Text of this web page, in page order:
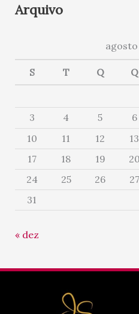
Arquivo
S T Q Q
3
4 5 6
10
11 12 13
17
18 19 20
24
25 26 27
31
« dez